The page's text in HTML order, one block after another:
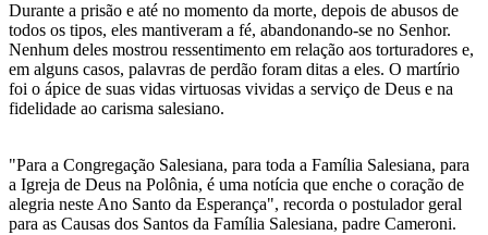
Durante a prisão e até no momento da morte, depois de abusos de
todos os tipos, eles mantiveram a fé, abandonando-se no Senhor.
Nenhum deles mostrou ressentimento em relação aos torturadores e,
em alguns casos, palavras de perdão foram ditas a eles. O martírio
foi o ápice de suas vidas virtuosas vividas a serviço de Deus e na
fidelidade ao carisma salesiano.
"Para a Congregação Salesiana, para toda a Família Salesiana, para
a Igreja de Deus na Polônia, é uma notícia que enche o coração de
alegria neste Ano Santo da Esperança", recorda o postulador geral
para as Causas dos Santos da Família Salesiana, padre Cameroni.